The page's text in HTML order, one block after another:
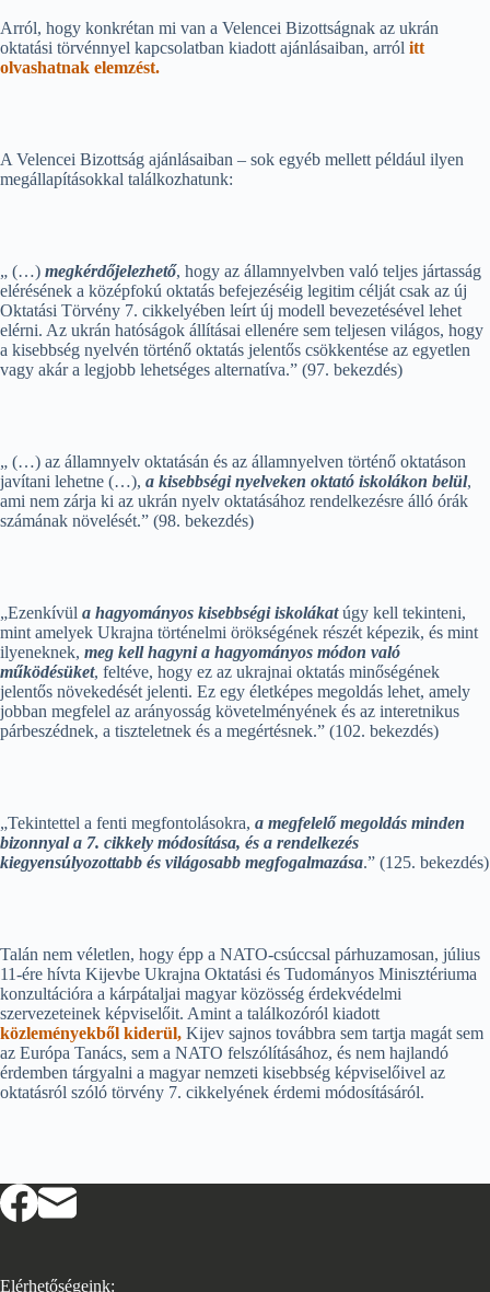
Arról, hogy konkrétan mi van a Velencei Bizottságnak az ukrán
oktatási törvénnyel kapcsolatban kiadott ajánlásaiban, arról itt
olvashatnak elemzést.
A Velencei Bizottság ajánlásaiban – sok egyéb mellett például ilyen
megállapításokkal találkozhatunk:
„ (…) megkérdőjelezhető, hogy az államnyelvben való teljes jártasság
elérésének a középfokú oktatás befejezéséig legitim célját csak az új
Oktatási Törvény 7. cikkelyében leírt új modell bevezetésével lehet
elérni. Az ukrán hatóságok állításai ellenére sem teljesen világos, hogy
a kisebbség nyelvén történő oktatás jelentős csökkentése az egyetlen
vagy akár a legjobb lehetséges alternatíva.” (97. bekezdés)
„ (…) az államnyelv oktatásán és az államnyelven történő oktatáson
javítani lehetne (…), a kisebbségi nyelveken oktató iskolákon belül,
ami nem zárja ki az ukrán nyelv oktatásához rendelkezésre álló órák
számának növelését.” (98. bekezdés)
„Ezenkívül a hagyományos kisebbségi iskolákatúgy kell tekinteni,
mint amelyek Ukrajna történelmi örökségének részét képezik, és mint
ilyeneknek, meg kell hagyni a hagyományos módon való
működésüket, feltéve, hogy ez az ukrajnai oktatás minőségének
jelentős növekedését jelenti. Ez egy életképes megoldás lehet, amely
jobban megfelel az arányosság követelményének és az interetnikus
párbeszédnek, a tiszteletnek és a megértésnek.” (102. bekezdés)
„Tekintettel a fenti megfontolásokra, a megfelelő megoldás minden
bizonnyal a 7. cikkely módosítása, és a rendelkezés
kiegyensúlyozottabb és világosabb megfogalmazása.” (125. bekezdés)
Talán nem véletlen, hogy épp a NATO-csúccsal párhuzamosan, július
11-ére hívta Kijevbe Ukrajna Oktatási és Tudományos Minisztériuma
konzultációra a kárpátaljai magyar közösség érdekvédelmi
szervezeteinek képviselőit. Amint a találkozóról kiadott
közleményekből kiderül, Kijev sajnos továbbra sem tartja magát sem
az Európa Tanács, sem a NATO felszólításához, és nem hajlandó
érdemben tárgyalni a magyar nemzeti kisebbség képviselőivel az
oktatásról szóló törvény 7. cikkelyének érdemi módosításáról.
Elérhetőségeink: